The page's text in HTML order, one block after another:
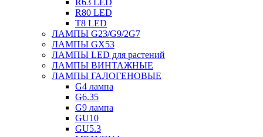
R63 LED
R80 LED
T8 LED
ЛАМПЫ G23/G9/2G7
ЛАМПЫ GX53
ЛАМПЫ LED для растений
ЛАМПЫ ВИНТАЖНЫЕ
ЛАМПЫ ГАЛОГЕНОВЫЕ
G4 лампа
G6.35
G9 лампа
GU10
GU5.3